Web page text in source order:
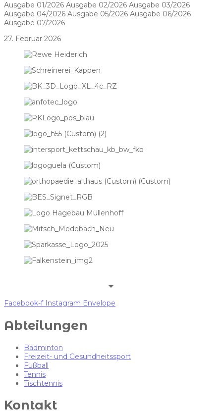
Ausgabe 01/2026 Ausgabe 02/2026 Ausgabe 03/2026
Ausgabe 04/2026 Ausgabe 05/2026 Ausgabe 06/2026
Ausgabe 07/2026
27. Februar 2026
Facebook-f Instagram Envelope
Abteilungen
Badminton
Freizeit- und Gesundheitssport
Fußball
Tennis
Tischtennis
Kontakt